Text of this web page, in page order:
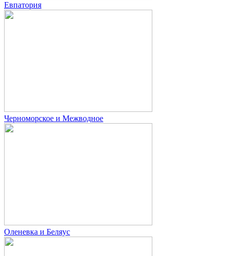
Евпатория
Черноморское и Межводное
Оленевка и Беляус